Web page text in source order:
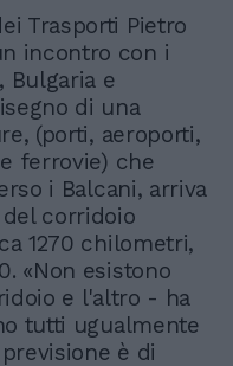
Trasporti Pietro
incontro con i
Bulgaria e
di una
(porti, aeroporti,
ferrovie) che
i Balcani, arriva
del corridoio
1270 chilometri,
«Non esistono
e l'altro - ha
tutti ugualmente
è di